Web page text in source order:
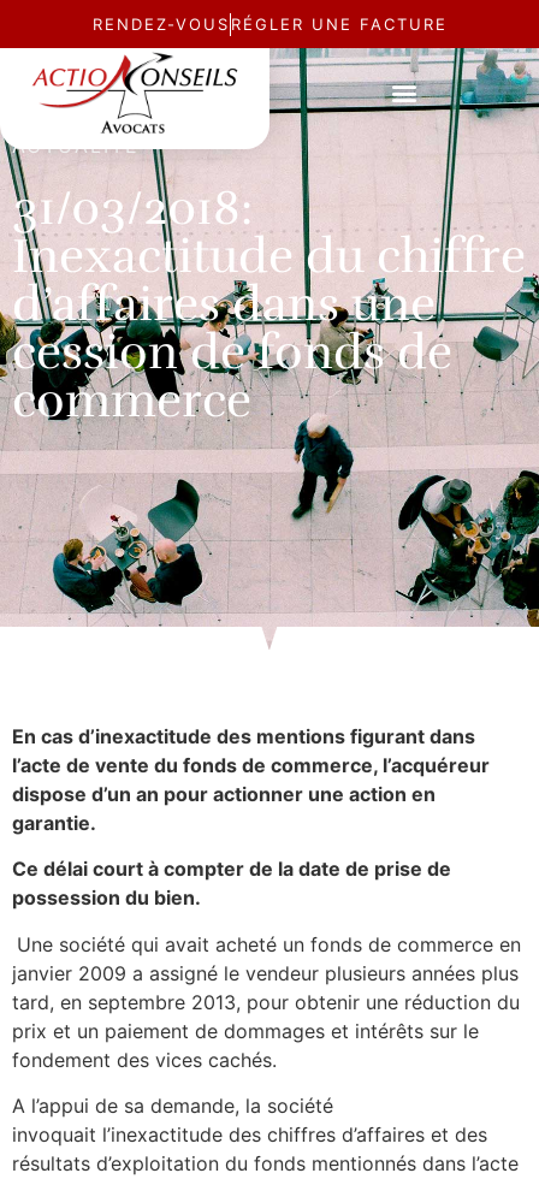
RENDEZ-VOUS RÉGLER UNE FACTURE
ACTUALITÉ
31/03/2018:
Inexactitude du chiffre
d’affaires dans une
cession de fonds de
commerce
En cas d’inexactitude des mentions figurant dans
l’acte de vente du fonds de commerce, l’acquéreur
dispose d’un an pour actionner une action en
garantie.
Ce délai court à compter de la date de prise de
possession du bien.
Une société qui avait acheté un fonds de commerce en
janvier 2009 a assigné le vendeur plusieurs années plus
tard, en septembre 2013, pour obtenir une réduction du
prix et un paiement de dommages et intérêts sur le
fondement des vices cachés.
A l’appui de sa demande, la société
invoquait l’inexactitude des chiffres d’affaires et des
résultats d’exploitation du fonds mentionnés dans l’acte